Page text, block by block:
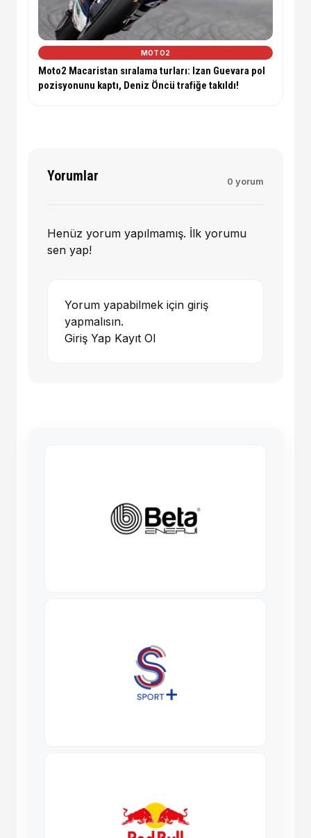
MOTO2
Moto2 Macaristan sıralama turları: Izan Guevara pol
pozisyonunu kaptı, Deniz Öncü trafiğe takıldı!
Yorumlar 0 yorum
Henüz yorum yapılmamış. İlk yorumu
sen yap!
Yorum yapabilmek için giriş
yapmalısın.
Giriş Yap Kayıt Ol